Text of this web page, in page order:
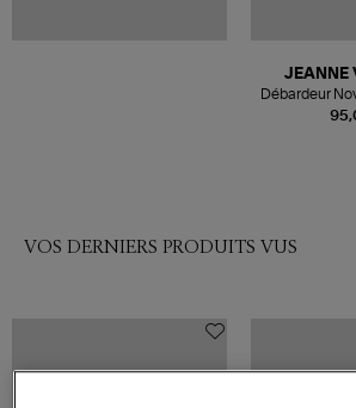
JEANNE
Débardeur
VOS DERNIERS PRODUITS VUS